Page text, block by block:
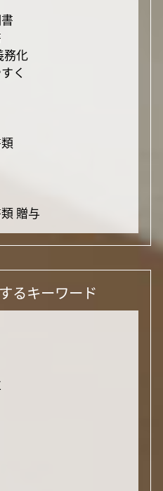
務化
く
贈与
るキーワード